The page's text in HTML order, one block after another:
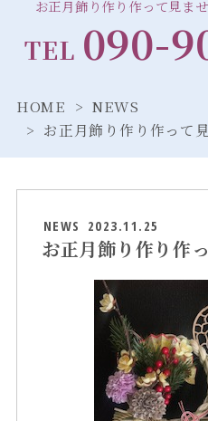
お正月飾り作り作って見
TEL 090-
HOME
NEWS
お正月飾り作り作って
NEWS 2023.11.25
お正月飾り作り作